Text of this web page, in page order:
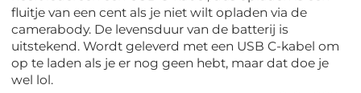
fluitje van een cent als je niet wilt opladen via de
camerabody. De levensduur van de batterij is
uitstekend. Wordt geleverd met een USB C-kabel om
op te laden als je er nog geen hebt, maar dat doe je
wel lol.